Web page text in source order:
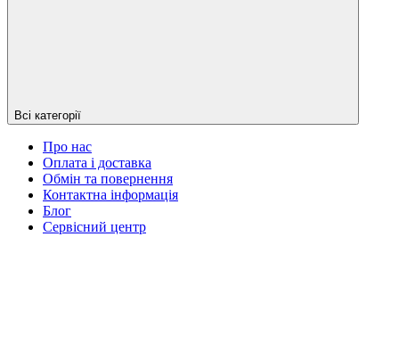
Всі категорії
Про нас
Оплата і доставка
Обмін та повернення
Контактна інформація
Блог
Сервісний центр